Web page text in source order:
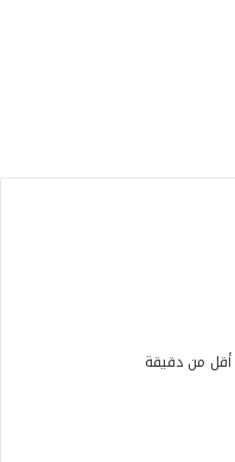
أقل من دقيقة